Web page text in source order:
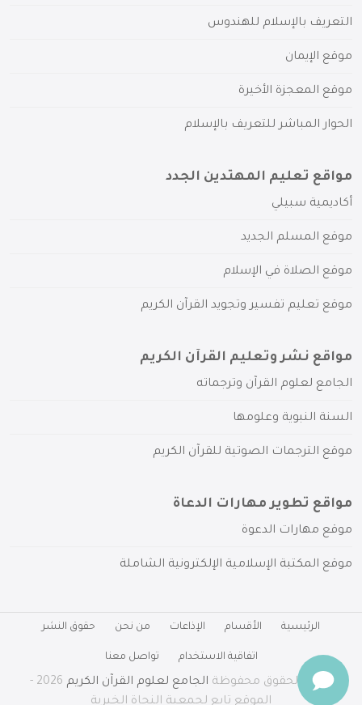
التعريف بالإسلام للهندوس
موقع الإيمان
موقع المعجزة الأخيرة
الحوار المباشر للتعريف بالإسلام
مواقع تعليم المهتدين الجدد
أكاديمية سبيلي
موقع المسلم الجديد
موقع الصلاة في الإسلام
موقع تعليم تفسير وتجويد القرآن الكريم
مواقع نشر وتعليم القرآن الكريم
الجامع لعلوم القرآن وترجماته
السنة النبوية وعلومها
موقع الترجمات الصوتية للقرآن الكريم
مواقع تطوير مهارات الدعاة
موقع مهارات الدعوة
موقع المكتبة الإسلامية الإلكترونية الشاملة
الرئيسية الأقسام الإذاعات من نحن حقوق النشر
اتفاقية الاستخدام تواصل معنا
جميع الحقوق محفوظة الجامع لعلوم القرآن الكريم
2026 -
الموقع تابع لجمعية النجاة الخيرية